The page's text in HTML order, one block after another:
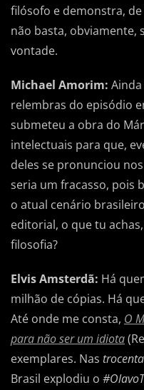
filósofo e demonstra,
não basta, obviamente,
vontade.
Michael Amorim:
relembras do episódio
submeteu a obra do
intelectuais para que,
deles se pronunciou
seria um fracasso, pois
o atual cenário
editorial, o que tu
filosofia?
Elvis Amsterdã: Há
milhão de cópias. Há
Até onde me consta, O
para não ser um idiota
exemplares. Nas
Brasil explodiu o